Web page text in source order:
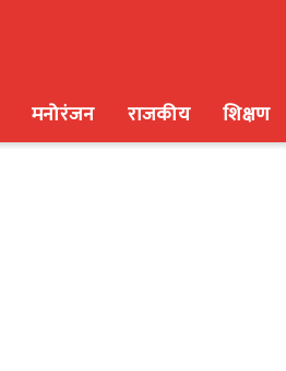
मनोरंजन राजकीय शिक्षण